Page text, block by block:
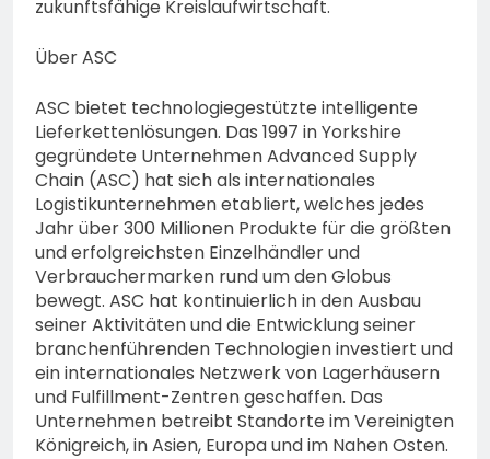
zukunftsfähige Kreislaufwirtschaft.
Über ASC
ASC bietet technologiegestützte intelligente
Lieferkettenlösungen. Das 1997 in Yorkshire
gegründete Unternehmen Advanced Supply
Chain (ASC) hat sich als internationales
Logistikunternehmen etabliert, welches jedes
Jahr über 300 Millionen Produkte für die größten
und erfolgreichsten Einzelhändler und
Verbrauchermarken rund um den Globus
bewegt. ASC hat kontinuierlich in den Ausbau
seiner Aktivitäten und die Entwicklung seiner
branchenführenden Technologien investiert und
ein internationales Netzwerk von Lagerhäusern
und Fulfillment-Zentren geschaffen. Das
Unternehmen betreibt Standorte im Vereinigten
Königreich, in Asien, Europa und im Nahen Osten.